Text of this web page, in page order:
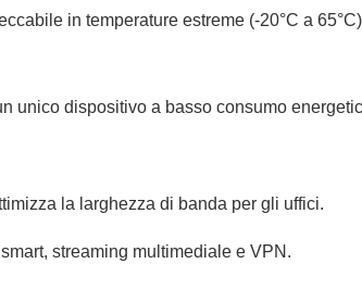
in temperature estreme (-20°C a
unico dispositivo a basso consumo
la larghezza di banda per gli uffici.
streaming multimediale e VPN.